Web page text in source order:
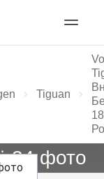
Tiguan
34 фото